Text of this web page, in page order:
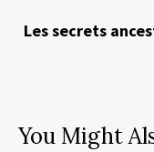
Les secrets
You Might